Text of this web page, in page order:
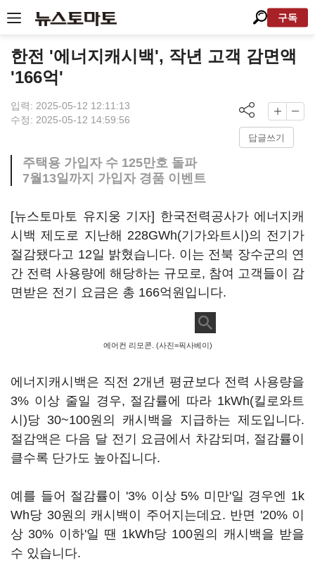
구독
한전 '에너지캐시백', 작년 고객 감면액
'166억'
입력: 2025-05-12 12:11:13
수정: 2025-05-12 14:59:56
답글쓰기
주택용 가입자 수 125만호 돌파
7월13일까지 가입자 경품 이벤트
[뉴스토마토 유지웅 기자] 한국전력공사가 에너지캐
시백 제도로 지난해 228GWh(기가와트시)의 전기가
절감됐다고 12일 밝혔습니다. 이는 전북 장수군의 연
간 전력 사용량에 해당하는 규모로, 참여 고객들이 감
면받은 전기 요금은 총 166억원입니다.
에어컨 리모콘. (사진=픽사베이)
에너지캐시백은 직전 2개년 평균보다 전력 사용량을
3% 이상 줄일 경우, 절감률에 따라 1kWh(킬로와트
시)당 30~100원의 캐시백을 지급하는 제도입니다.
절감액은 다음 달 전기 요금에서 차감되며, 절감률이
클수록 단가도 높아집니다.
예를 들어 절감률이 '3% 이상 5% 미만'일 경우엔 1k
Wh당 30원의 캐시백이 주어지는데요. 반면 '20% 이
상 30% 이하'일 땐 1kWh당 100원의 캐시백을 받을
수 있습니다.